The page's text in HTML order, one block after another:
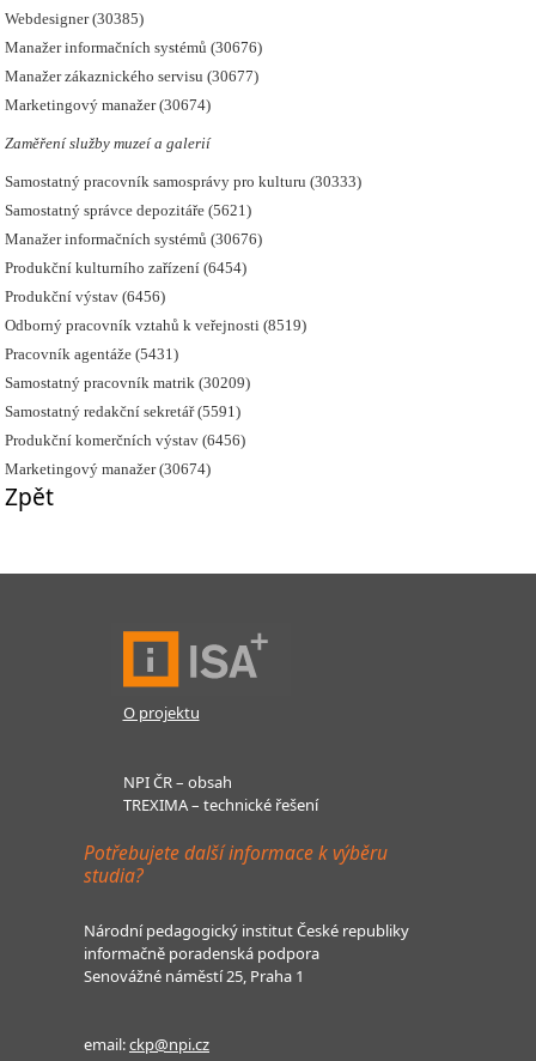
Webdesigner (30385)
Manažer informačních systémů (30676)
Manažer zákaznického servisu (30677)
Marketingový manažer (30674)
Zaměření služby muzeí a galerií
Samostatný pracovník samosprávy pro kulturu (30333)
Samostatný správce depozitáře (5621)
Manažer informačních systémů (30676)
Produkční kulturního zařízení (6454)
Produkční výstav (6456)
Odborný pracovník vztahů k veřejnosti (8519)
Pracovník agentáže (5431)
Samostatný pracovník matrik (30209)
Samostatný redakční sekretář (5591)
Produkční komerčních výstav (6456)
Marketingový manažer (30674)
Zpět
O projektu
NPI ČR – obsah
TREXIMA – technické řešení
Potřebujete další informace k výběru
studia?
Národní pedagogický institut České republiky
informačně poradenská podpora
Senovážné náměstí 25, Praha 1
email:ckp@npi.cz